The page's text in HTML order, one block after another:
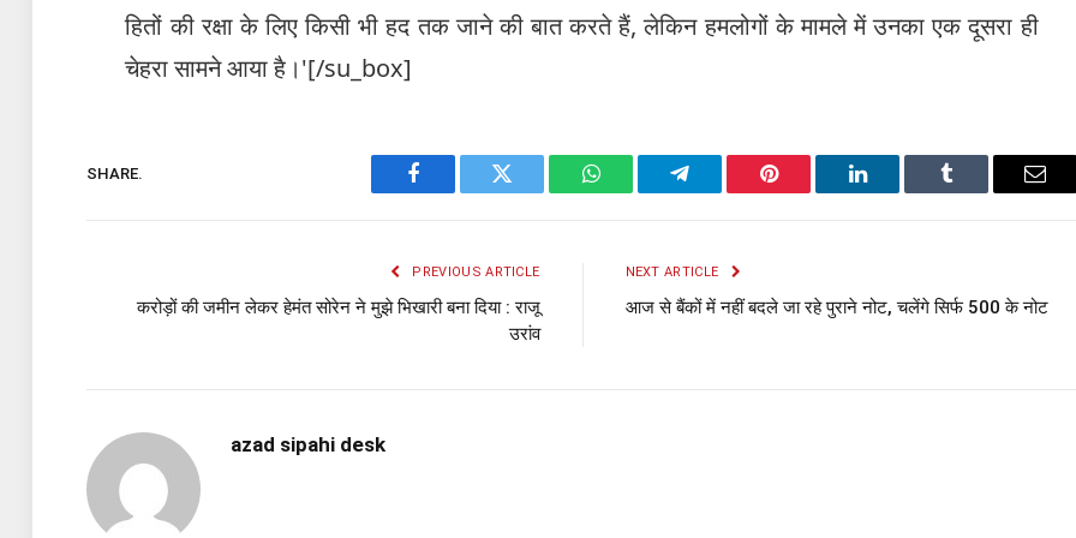
हितों की रक्षा के लिए किसी भी हद तक जाने की बात करते हैं, लेकिन हमलोगों के मामले में उनका एक दूसरा ही
चेहरा सामने आया है।'[/su_box]
SHARE.
Facebook Twitter WhatsAppTelegram Pinterest LinkedIn Tumblr
PREVIOUS ARTICLE
करोड़ों की जमीन लेकर हेमंत सोरेन ने मुझे भिखारी बना दिया : राजू
उरांव
NEXT ARTICLE
आज से बैंकों में नहीं बदले जा रहे पुराने नोट, चलेंगे सिर्फ 500 के नोट
azad sipahi desk